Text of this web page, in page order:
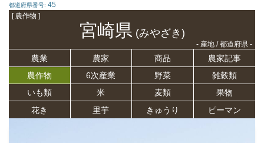
都道府県番号: 45
[ 農作物 ]
宮崎県(みやざき)
- 産地 / 都道府県 -
農業 農家 商品
農家記事
農作物
6次産業 野菜
雑穀類
いも類
米 麦類
果物
花き
里芋 きゅうり ピーマン